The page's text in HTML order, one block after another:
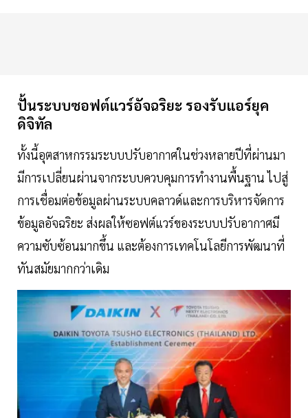
ปั้นระบบซอฟต์แวร์อัจฉริยะ รองรับแอร์ยุค
ดิจิทัล
ทั้งนี้อุตสาหกรรมระบบปรับอากาศในช่วงหลายปีที่ผ่านมา
มีการเปลี่ยนผ่านจากระบบควบคุมการทำงานพื้นฐาน ไปสู่
การเชื่อมต่อข้อมูลผ่านระบบคลาวด์และการบริหารจัดการ
ข้อมูลอัจฉริยะ ส่งผลให้ซอฟต์แวร์ของระบบปรับอากาศมี
ความซับซ้อนมากขึ้น และต้องการเทคโนโลยีการพัฒนาที่
ทันสมัยมากกว่าเดิม